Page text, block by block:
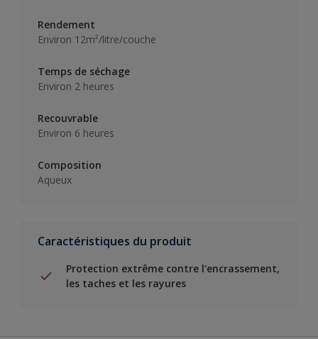
Rendement
Environ 12m²/litre/couche
Temps de séchage
Environ 2 heures
Recouvrable
Environ 6 heures
Composition
Aqueux
Caractéristiques du produit
Protection extrême contre l'encrassement,
les taches et les rayures